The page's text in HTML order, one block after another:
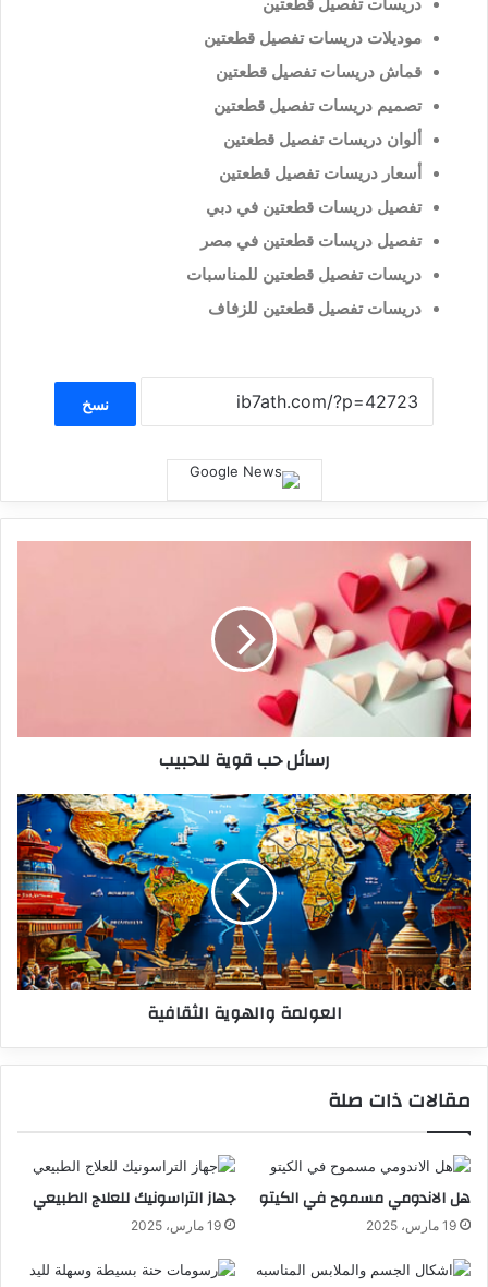
دريسات تفصيل قطعتين
موديلات دريسات تفصيل قطعتين
قماش دريسات تفصيل قطعتين
تصميم دريسات تفصيل قطعتين
ألوان دريسات تفصيل قطعتين
أسعار دريسات تفصيل قطعتين
تفصيل دريسات قطعتين في دبي
تفصيل دريسات قطعتين في مصر
دريسات تفصيل قطعتين للمناسبات
دريسات تفصيل قطعتين للزفاف
نسخ
رسائل حب قوية للحبيب
العولمة والهوية الثقافية
مقالات ذات صلة
هل الاندومي مسموح في الكيتو
19 مارس، 2025
جهاز التراسونيك للعلاج الطبيعي
19 مارس، 2025